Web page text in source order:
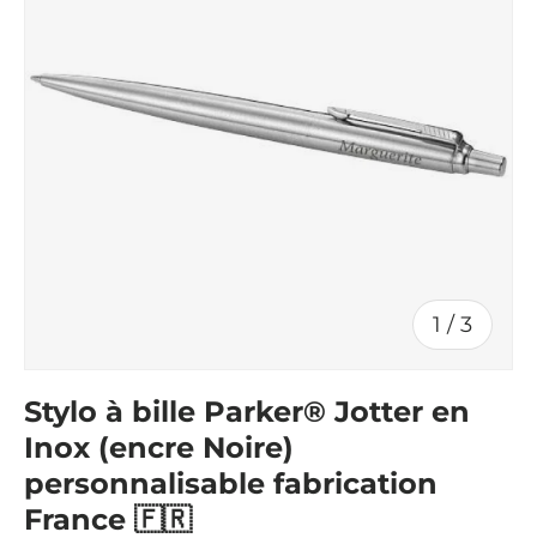
1 / de
3
Stylo à bille Parker® Jotter en
Inox (encre Noire)
personnalisable fabrication
France 🇫🇷